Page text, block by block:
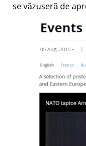
se văzuseră de